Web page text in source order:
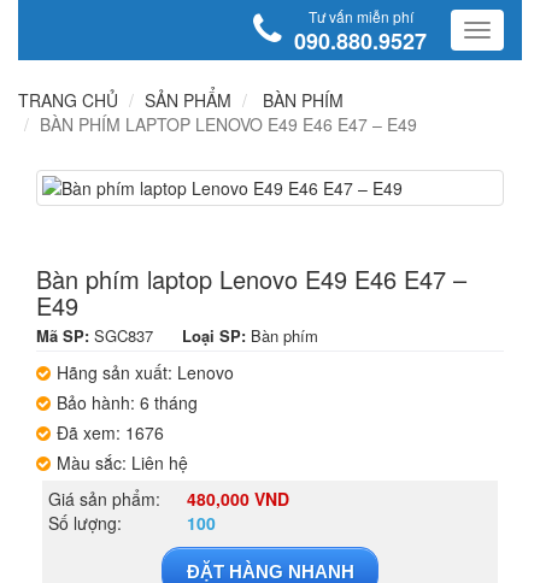
Tư vấn miễn phí
090.880.9527
TRANG CHỦ SẢN PHẨM
BÀN PHÍM
BÀN PHÍM LAPTOP LENOVO E49 E46 E47 – E49
Bàn phím laptop Lenovo E49 E46 E47 –
E49
Mã SP: SGC837 Loại SP: Bàn phím
Hãng sản xuất: Lenovo
Bảo hành: 6 tháng
Đã xem: 1676
Màu sắc: Liên hệ
Giá sản phẩm:
480,000 VND
Số lượng:
100
ĐẶT HÀNG NHANH